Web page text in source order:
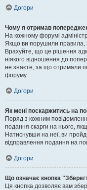
Догори
Чому я отримав
На кожному форумі
Якщо ви порушили
Врахуйте, що це рішення
ніякого відношення до
не знаєте, за що отримали
форуму.
Догори
Як мені поскаржитись на
Поряд з кожним
подання скарги на нього,
Натиснувши на неї, ви
відправлення подання на
Догори
Що означає кнопка
Ця кнопка дозволяє вам